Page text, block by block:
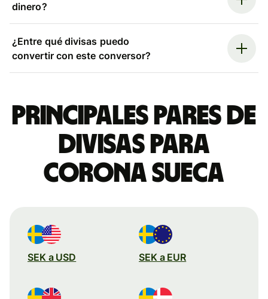
dinero?
¿Entre qué divisas puedo
convertir con este conversor?
Principales pares de
divisas para
corona sueca
SEK a USD SEK a EUR